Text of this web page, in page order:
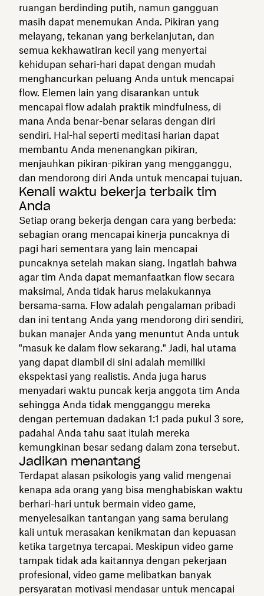
ruangan berdinding putih, namun gangguan
masih dapat menemukan Anda. Pikiran yang
melayang, tekanan yang berkelanjutan, dan
semua kekhawatiran kecil yang menyertai
kehidupan sehari-hari dapat dengan mudah
menghancurkan peluang Anda untuk mencapai
flow. Elemen lain yang disarankan untuk
mencapai flow adalah praktik mindfulness, di
mana Anda benar-benar selaras dengan diri
sendiri. Hal-hal seperti meditasi harian dapat
membantu Anda menenangkan pikiran,
menjauhkan pikiran-pikiran yang mengganggu,
dan mendorong diri Anda untuk mencapai tujuan.
Kenali waktu bekerja terbaik tim
Anda
Setiap orang bekerja dengan cara yang berbeda:
sebagian orang mencapai kinerja puncaknya di
pagi hari sementara yang lain mencapai
puncaknya setelah makan siang. Ingatlah bahwa
agar tim Anda dapat memanfaatkan flow secara
maksimal, Anda tidak harus melakukannya
bersama-sama. Flow adalah pengalaman pribadi
dan ini tentang Anda yang mendorong diri sendiri,
bukan manajer Anda yang menuntut Anda untuk
"masuk ke dalam flow sekarang." Jadi, hal utama
yang dapat diambil di sini adalah memiliki
ekspektasi yang realistis. Anda juga harus
menyadari waktu puncak kerja anggota tim Anda
sehingga Anda tidak mengganggu mereka
dengan pertemuan dadakan 1:1 pada pukul 3 sore,
padahal Anda tahu saat itulah mereka
kemungkinan besar sedang dalam zona tersebut.
Jadikan menantang
Terdapat alasan psikologis yang valid mengenai
kenapa ada orang yang bisa menghabiskan waktu
berhari-hari untuk bermain video game,
menyelesaikan tantangan yang sama berulang
kali untuk merasakan kenikmatan dan kepuasan
ketika targetnya tercapai. Meskipun video game
tampak tidak ada kaitannya dengan pekerjaan
profesional, video game melibatkan banyak
persyaratan motivasi mendasar untuk mencapai